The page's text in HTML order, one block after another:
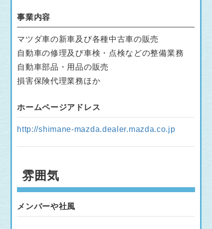
事業内容
マツダ車の新車及び各種中古車の販売
自動車の修理及び車検・点検などの整備業務
自動車部品・用品の販売
損害保険代理業務ほか
ホームページアドレス
http://shimane-mazda.dealer.mazda.co.jp
雰囲気
メンバーや社風